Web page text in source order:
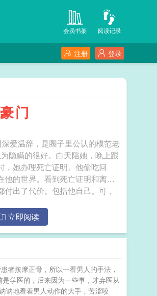
阅读记录
会员书架
登录
注册
门
爱温辞，是圈子里公认的模范老
隐瞒的很好。白天陪她，晚上跟
，她办理死亡证明。他偷吃回
他的世界。看到死亡证明和离婚
出了代价。包括他自己。可，
某天夜里。陆闻州克制不住给她
男人的声音。 前夫在太
立即阅读
者按摩正骨，所以一看男人的手法，
学医的，后来因为一些事，才弃医从
讷地看着男人动作的大手，苦涩咬